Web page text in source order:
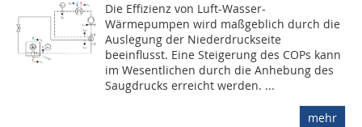
Die Effizienz von Luft-Wasser-
Wärmepumpen wird maßgeblich durch die
Auslegung der Niederdruckseite
beeinflusst. Eine Steigerung des COPs kann
im Wesentlichen durch die Anhebung des
Saugdrucks erreicht werden. ...
mehr